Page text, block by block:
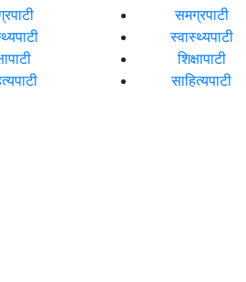
समग्रपाटी
स्वास्थ्यपाटी
शिक्षापाटी
साहित्यपाटी